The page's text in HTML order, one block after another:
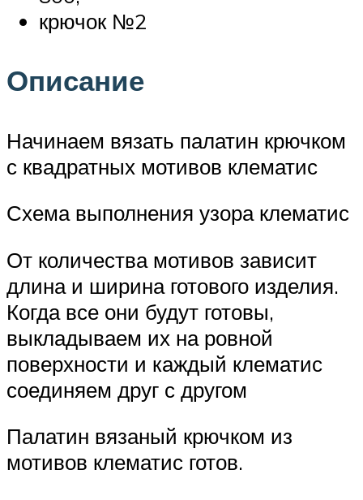
крючок №2
Описание
Начинаем вязать палатин крючком
с квадратных мотивов клематис
Схема выполнения узора клематис
От количества мотивов зависит
длина и ширина готового изделия.
Когда все они будут готовы,
выкладываем их на ровной
поверхности и каждый клематис
соединяем друг с другом
Палатин вязаный крючком из
мотивов клематис готов.